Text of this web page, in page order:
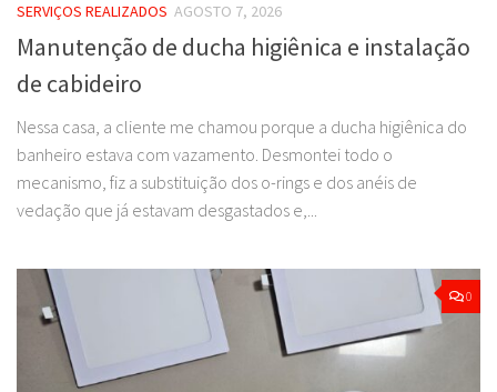
SERVIÇOS REALIZADOS AGOSTO 7, 2026
Manutenção de ducha higiênica e instalação
de cabideiro
Nessa casa, a cliente me chamou porque a ducha higiênica do
banheiro estava com vazamento. Desmontei todo o
mecanismo, fiz a substituição dos o-rings e dos anéis de
vedação que já estavam desgastados e,...
0